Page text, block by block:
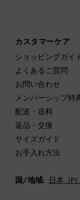
カスタマーケア
ショッピングガイ
よくあるご質問
お問い合わせ
メンバーシップ特
配送・送料
返品・交換
サイズガイド
お手入れ方法
国/地域: 日本,